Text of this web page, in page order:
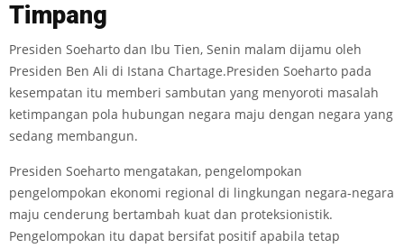
Timpang
Presiden Soeharto dan Ibu Tien, Senin malam dijamu oleh
Presiden Ben Ali di Istana Chartage.Presiden Soeharto pada
kesempatan itu memberi sambutan yang menyoroti masalah
ketimpangan pola hubungan negara maju dengan negara yang
sedang membangun.
Presiden Soeharto mengatakan, pengelompokan
pengelompokan ekonomi regional di lingkungan negara-negara
maju cenderung bertambah kuat dan proteksionistik.
Pengelompokan itu dapat bersifat positif apabila tetap